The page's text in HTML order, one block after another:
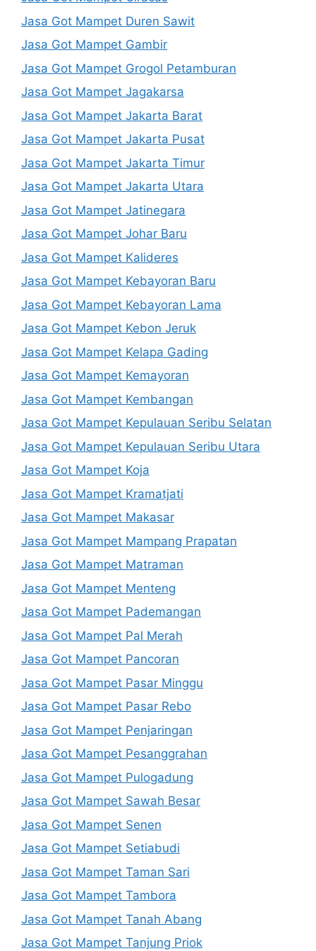
Jasa Got Mampet Duren Sawit
Jasa Got Mampet Gambir
Jasa Got Mampet Grogol Petamburan
Jasa Got Mampet Jagakarsa
Jasa Got Mampet Jakarta Barat
Jasa Got Mampet Jakarta Pusat
Jasa Got Mampet Jakarta Timur
Jasa Got Mampet Jakarta Utara
Jasa Got Mampet Jatinegara
Jasa Got Mampet Johar Baru
Jasa Got Mampet Kalideres
Jasa Got Mampet Kebayoran Baru
Jasa Got Mampet Kebayoran Lama
Jasa Got Mampet Kebon Jeruk
Jasa Got Mampet Kelapa Gading
Jasa Got Mampet Kemayoran
Jasa Got Mampet Kembangan
Jasa Got Mampet Kepulauan Seribu Selatan
Jasa Got Mampet Kepulauan Seribu Utara
Jasa Got Mampet Koja
Jasa Got Mampet Kramatjati
Jasa Got Mampet Makasar
Jasa Got Mampet Mampang Prapatan
Jasa Got Mampet Matraman
Jasa Got Mampet Menteng
Jasa Got Mampet Pademangan
Jasa Got Mampet Pal Merah
Jasa Got Mampet Pancoran
Jasa Got Mampet Pasar Minggu
Jasa Got Mampet Pasar Rebo
Jasa Got Mampet Penjaringan
Jasa Got Mampet Pesanggrahan
Jasa Got Mampet Pulogadung
Jasa Got Mampet Sawah Besar
Jasa Got Mampet Senen
Jasa Got Mampet Setiabudi
Jasa Got Mampet Taman Sari
Jasa Got Mampet Tambora
Jasa Got Mampet Tanah Abang
Jasa Got Mampet Tanjung Priok